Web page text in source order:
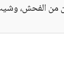
الفحش، وشيب